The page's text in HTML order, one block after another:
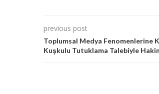
previous post
Toplumsal Medya Fenomenlerine
Kuşkulu Tutuklama Talebiyle